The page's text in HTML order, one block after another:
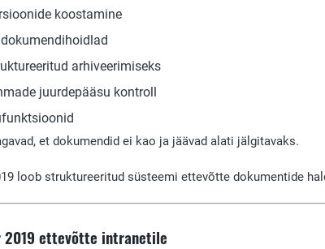
koostamine
arhiveerimiseks
juurdepääsu kontroll
et dokumendid ei kao ja jäävad alati jälgitavaks.
loob struktureeritud süsteemi ettevõtte dokumentide
2019 ettevõtte intranetile